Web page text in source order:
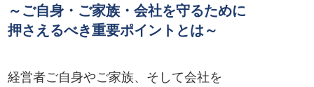
～ご自身・ご家族・会社を守るために
押さえるべき重要ポイントとは～
経営者ご自身やご家族、そして会社を